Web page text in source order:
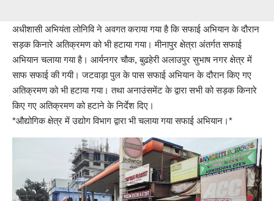
अधीशासी अभियंता लोनिवि ने अवगत कराया गया है कि सफाई अभियान के दौरान
सड़क किनारे अतिक्रमण को भी हटाया गया। मीनापुर क्षेत्रा अंतर्गत सफाई
अभियान चलाया गया है। आर्यनगर चौक, बुढहेरी अलाउपुर सुभाष नगर क्षेत्र में
साफ सफाई की गयी। जटवाड़ा पुल के पास सफाई अभियान के दौरान किए गए
अतिक्रमण को भी हटाया गया। तथा अनाउंसमेंट के द्वारा सभी को सड़क किनारे
किए गए अतिक्रमण को हटाने के निर्देश दिए।
*औद्योगिक क्षेत्र में उद्योग विभाग द्वारा भी चलाया गया सफाई अभियान।*